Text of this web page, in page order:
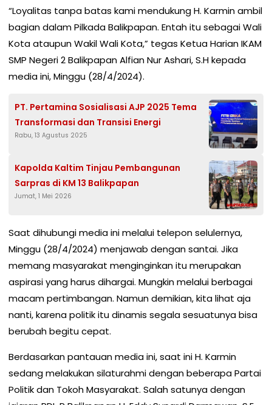
“Loyalitas tanpa batas kami mendukung H. Karmin ambil
bagian dalam Pilkada Balikpapan. Entah itu sebagai Wali
Kota ataupun Wakil Wali Kota,” tegas Ketua Harian IKAM
SMP Negeri 2 Balikpapan Alfian Nur Ashari, S.H kepada
media ini, Minggu (28/4/2024).
PT. Pertamina Sosialisasi AJP 2025 Tema
Transformasi dan Transisi Energi
Rabu, 13 Agustus 2025
Kapolda Kaltim Tinjau Pembangunan
Sarpras di KM 13 Balikpapan
Jumat, 1 Mei 2026
Saat dihubungi media ini melalui telepon selulernya,
Minggu (28/4/2024) menjawab dengan santai. Jika
memang masyarakat menginginkan itu merupakan
aspirasi yang harus dihargai. Mungkin melalui berbagai
macam pertimbangan. Namun demikian, kita lihat aja
nanti, karena politik itu dinamis segala sesuatunya bisa
berubah begitu cepat.
Berdasarkan pantauan media ini, saat ini H. Karmin
sedang melakukan silaturahmi dengan beberapa Partai
Politik dan Tokoh Masyarakat. Salah satunya dengan